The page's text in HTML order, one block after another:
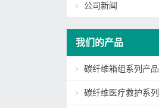
公司新闻
我们的产品
碳纤维箱组系列产品
碳纤维医疗救护系列